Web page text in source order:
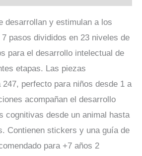
desarrollan y estimulan a los
pasos divididos en 23 niveles de
para el desarrollo intelectual de
etapas. Las piezas
247, perfecto para niños desde 1 a
acompañan el desarrollo
cognitivas desde un animal hasta
Contienen stickers y una guía de
para +7 años 2